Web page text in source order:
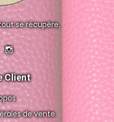
se récupère.
Client
de vente